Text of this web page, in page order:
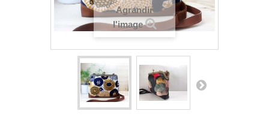
Agrandir
l'image